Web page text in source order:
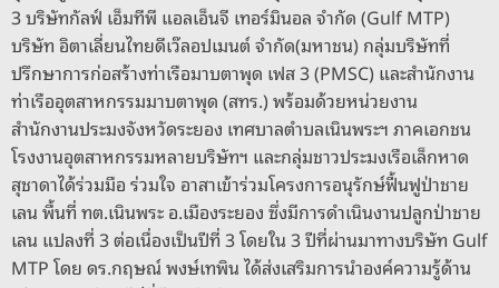
3 บริษัทกัลฟ์ เอ็มทีพี แอลเอ็นจี เทอร์มินอล จำกัด (Gulf MTP)
บริษัท อิตาเลี่ยนไทยดีเว๊ลอปเมนต์ จำกัด(มหาชน) กลุ่มบริษัทที่
ปรึกษาการก่อสร้างท่าเรือมาบตาพุด เฟส 3 (PMSC) และสำนักงาน
ท่าเรืออุตสาหกรรมมาบตาพุด (สทร.) พร้อมด้วยหน่วยงาน
สำนักงานประมงจังหวัดระยอง เทศบาลตำบลเนินพระฯ ภาคเอกชน
โรงงานอุตสาหกรรมหลายบริษัทฯ และกลุ่มชาวประมงเรือเล็กหาด
สุชาดาได้ร่วมมือ ร่วมใจ อาสาเข้าร่วมโครงการอนุรักษ์ฟื้นฟูป่าชาย
เลน พื้นที่ ทต.เนินพระ อ.เมืองระยอง ซึ่งมีการดำเนินงานปลูกป่าชาย
เลน แปลงที่ 3 ต่อเนื่องเป็นปีที่ 3 โดยใน 3 ปีที่ผ่านมาทางบริษัท Gulf
MTP โดย ดร.กฤษณ์ พงษ์เทพิน ได้ส่งเสริมการนำองค์ความรู้ด้าน